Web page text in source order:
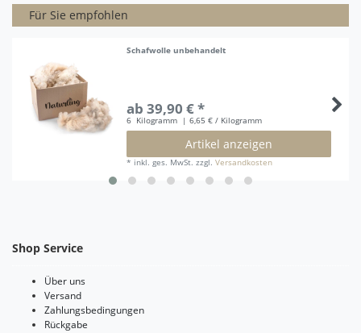
Für Sie empfohlen
Schafwolle unbehandelt
ab 39,90 € *
6 Kilogramm | 6,65 € / Kilogramm
Artikel anzeigen
* inkl. ges. MwSt. zzgl.Versandkosten
Shop Service
Über uns
Versand
Zahlungsbedingungen
Rückgabe